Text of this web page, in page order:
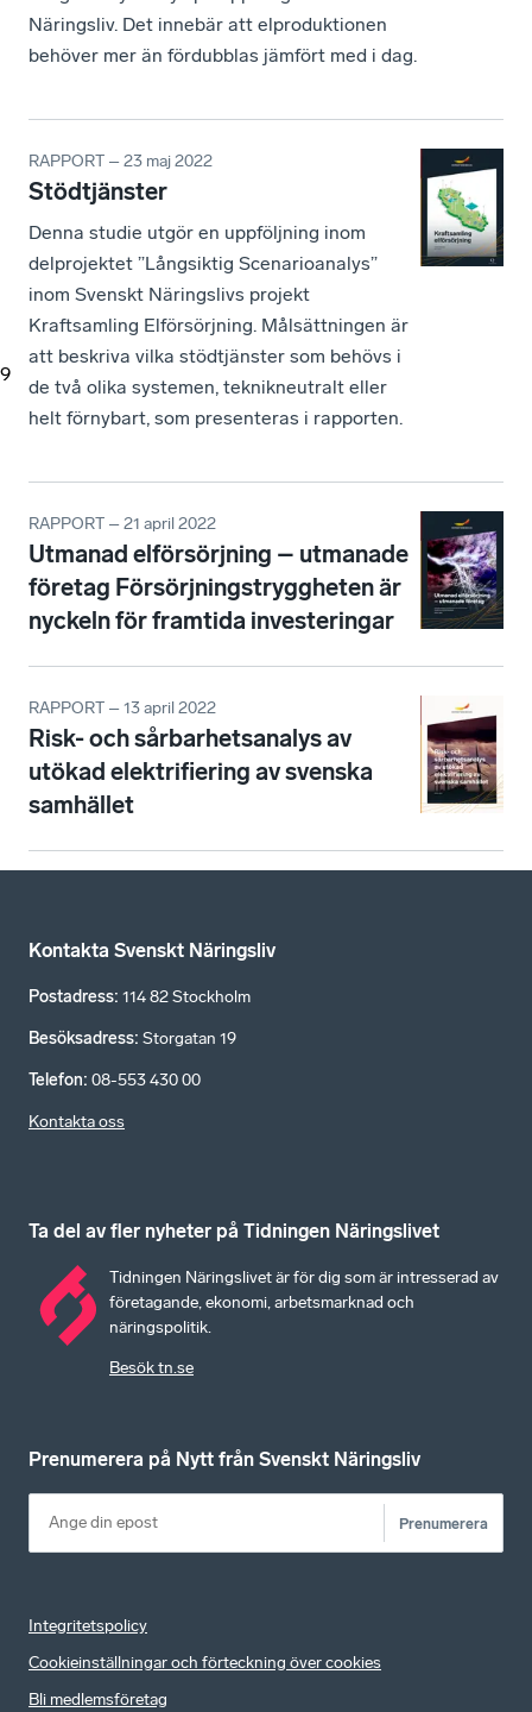
9
Näringsliv. Det innebär att elproduktionen
behöver mer än fördubblas jämfört med i dag.
RAPPORT – 23 maj 2022
Stödtjänster
Denna studie utgör en uppföljning inom
delprojektet ”Långsiktig Scenarioanalys”
inom Svenskt Näringslivs projekt
Kraftsamling Elförsörjning. Målsättningen är
att beskriva vilka stödtjänster som behövs i
de två olika systemen, teknikneutralt eller
helt förnybart, som presenteras i rapporten.
RAPPORT – 21 april 2022
Utmanad elförsörjning – utmanade
företag Försörjningstryggheten är
nyckeln för framtida investeringar
RAPPORT – 13 april 2022
Risk- och sårbarhetsanalys av
utökad elektrifiering av svenska
samhället
Kontakta Svenskt Näringsliv
Postadress: 114 82 Stockholm
Besöksadress: Storgatan 19
Telefon: 08-553 430 00
Kontakta oss
Ta del av fler nyheter på Tidningen Näringslivet
Tidningen Näringslivet är för dig som är intresserad av
företagande, ekonomi, arbetsmarknad och
näringspolitik.
Besök tn.se
Prenumerera på Nytt från Svenskt Näringsliv
Prenumerera
Integritetspolicy
Cookieinställningar och förteckning över cookies
Bli medlemsföretag